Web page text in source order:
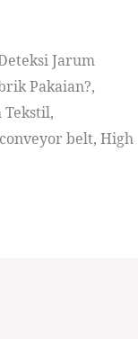
Jarum
Pakaian?,
Tekstil,
belt, High